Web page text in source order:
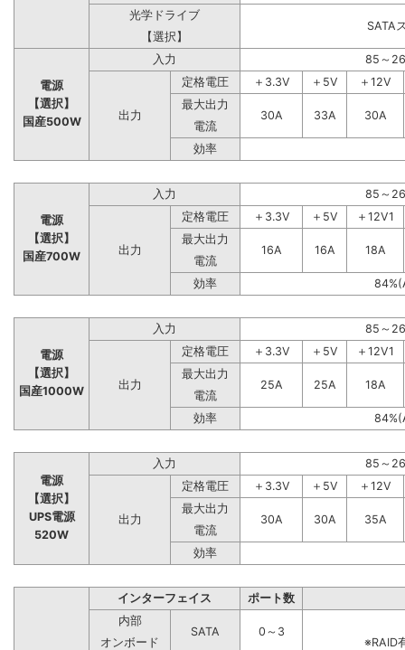
光学ドライブ
SATA
【選択】
電源
【選択】
国産500W
入力 85～
出力
定格電圧 ＋3.3V ＋5V
＋12V
最大出力
30A
33A
30A
電流
効率
電源
【選択】
国産700W
入力 85～
出力
定格電圧 ＋3.3V ＋5V
＋12V1
最大出力
16A
16A
18A
電流
効率
電源
【選択】
国産1000W
入力 85～
出力
定格電圧 ＋3.3V ＋5V
＋12V1
最大出力
25A
25A
18A
電流
効率
電源
【選択】
UPS電源
520W
入力 85～
出力
定格電圧 ＋3.3V ＋5V
＋12V
最大出力
30A
30A
35A
電流
効率
インターフェイス
ポート数
内部
SATA
0～3
オンボード
※RAID